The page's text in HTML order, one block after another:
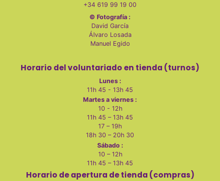
+34 619 99 19 00
© Fotografía :
David García
Álvaro Losada
Manuel Egido
Horario del voluntariado en tienda (turnos)
Lunes :
11h 45 - 13h 45
Martes a viernes :
10 - 12h
11h 45 – 13h 45
17 – 19h
18h 30 – 20h 30
Sábado :
10 – 12h
11h 45 – 13h 45
Horario de apertura de tienda (compras)